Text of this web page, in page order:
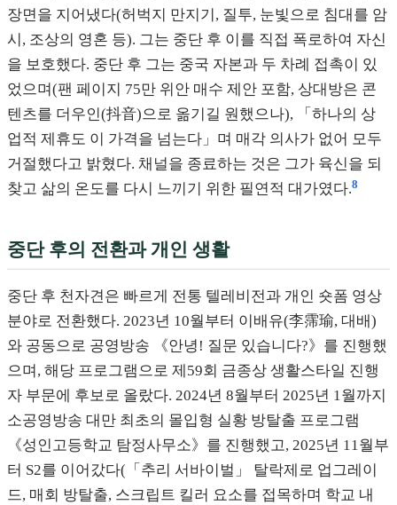
장면을 지어냈다(허벅지 만지기, 질투, 눈빛으로 침대를 암
시, 조상의 영혼 등). 그는 중단 후 이를 직접 폭로하여 자신
을 보호했다. 중단 후 그는 중국 자본과 두 차례 접촉이 있
었으며(팬 페이지 75만 위안 매수 제안 포함, 상대방은 콘
텐츠를 더우인(抖音)으로 옮기길 원했으나), 「하나의 상
업적 제휴도 이 가격을 넘는다」며 매각 의사가 없어 모두
거절했다고 밝혔다. 채널을 종료하는 것은 그가 육신을 되
찾고 삶의 온도를 다시 느끼기 위한 필연적 대가였다.8
중단 후의 전환과 개인 생활
중단 후 천자견은 빠르게 전통 텔레비전과 개인 숏폼 영상
분야로 전환했다. 2023년 10월부터 이배유(李霈瑜, 대배)
와 공동으로 공영방송 《안녕! 질문 있습니다?》를 진행했
으며, 해당 프로그램으로 제59회 금종상 생활스타일 진행
자 부문에 후보로 올랐다. 2024년 8월부터 2025년 1월까지
소공영방송 대만 최초의 몰입형 실황 방탈출 프로그램
《성인고등학교 탐정사무소》를 진행했고, 2025년 11월부
터 S2를 이어갔다(「추리 서바이벌」 탈락제로 업그레이
드, 매회 방탈출, 스크립트 킬러 요소를 접목하며 학교 내